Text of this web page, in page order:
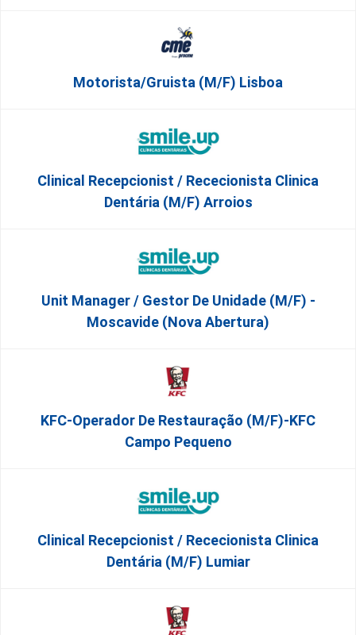
Motorista/Gruista (m/f) Lisboa
Clinical Recepcionist / Rececionista Clinica
Dentária (M/F) Arroios
Unit Manager / Gestor De Unidade (M/F) -
Moscavide (Nova Abertura)
KFC-Operador De Restauração (m/f)-KFC
Campo Pequeno
Clinical Recepcionist / Rececionista Clinica
Dentária (M/F) Lumiar